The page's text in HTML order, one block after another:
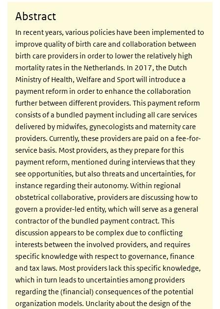
Abstract
In recent years, various policies have been implemented to
improve quality of birth care and collaboration between
birth care providers in order to lower the relatively high
mortality rates in the Netherlands. In 2017, the Dutch
Ministry of Health, Welfare and Sport will introduce a
payment reform in order to enhance the collaboration
further between different providers. This payment reform
consists of a bundled payment including all care services
delivered by midwifes, gynecologists and maternity care
providers. Currently, these providers are paid on a fee-for-
service basis. Most providers, as they prepare for this
payment reform, mentioned during interviews that they
see opportunities, but also threats and uncertainties, for
instance regarding their autonomy. Within regional
obstetrical collaborative, providers are discussing how to
govern a provider-led entity, which will serve as a general
contractor of the bundled payment contract. This
discussion appears to be complex due to conflicting
interests between the involved providers, and requires
specific knowledge with respect to governance, finance
and tax laws. Most providers lack this specific knowledge,
which in turn leads to uncertainties among providers
regarding the (financial) consequences of the potential
organization models. Unclarity about the design of the